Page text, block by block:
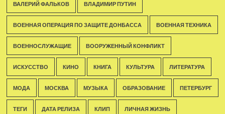
ВАЛЕРИЙ ФАЛЬКОВ ВЛАДИМИР ПУТИН
ВОЕННАЯ ОПЕРАЦИЯ ПО ЗАЩИТЕ ДОНБАССА ВОЕННАЯ ТЕХНИКА
ВОЕННОСЛУЖАЩИЕ ВООРУЖЕННЫЙ КОНФЛИКТ
ИСКУССТВО КИНО КНИГА КУЛЬТУРА ЛИТЕРАТУРА
МОДА МОСКВА МУЗЫКА ОБРАЗОВАНИЕ ПЕТЕРБУРГ
ТЕГИ ДАТА РЕЛИЗА КЛИП ЛИЧНАЯ ЖИЗНЬ